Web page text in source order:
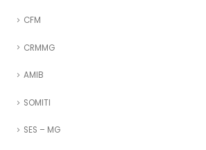
CFM
CRMMG
AMIB
SOMITI
SES – MG